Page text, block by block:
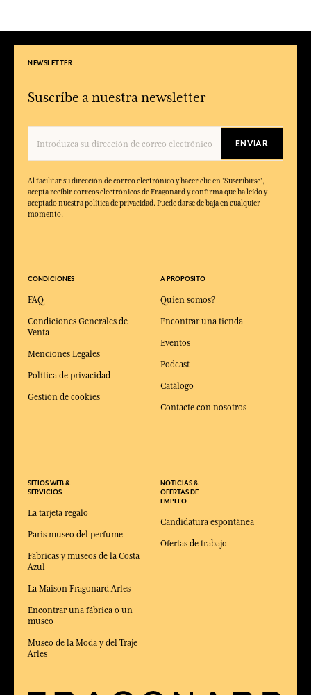
NEWSLETTER
Suscríbe a nuestra newsletter
ENVIAR
Al facilitar su dirección de correo electrónico y hacer clic en 'Suscribirse',
acepta recibir correos electrónicos de Fragonard y confirma que ha leído y
aceptado nuestra política de privacidad. Puede darse de baja en cualquier
momento.
CONDICIONES
FAQ
Condiciones Generales de
Venta
Menciones Legales
Política de privacidad
Gestión de cookies
SITIOS WEB &
SERVICIOS
La tarjeta regalo
Paris museo del perfume
Fabricas y museos de la Costa
Azul
La Maison Fragonard Arles
Encontrar una fábrica o un
museo
Museo de la Moda y del Traje
Arles
A PROPOSITO
Quien somos?
Encontrar una tienda
Eventos
Podcast
Catálogo
Contacte con nosotros
NOTICIAS &
OFERTAS DE
EMPLEO
Candidatura espontánea
Ofertas de trabajo